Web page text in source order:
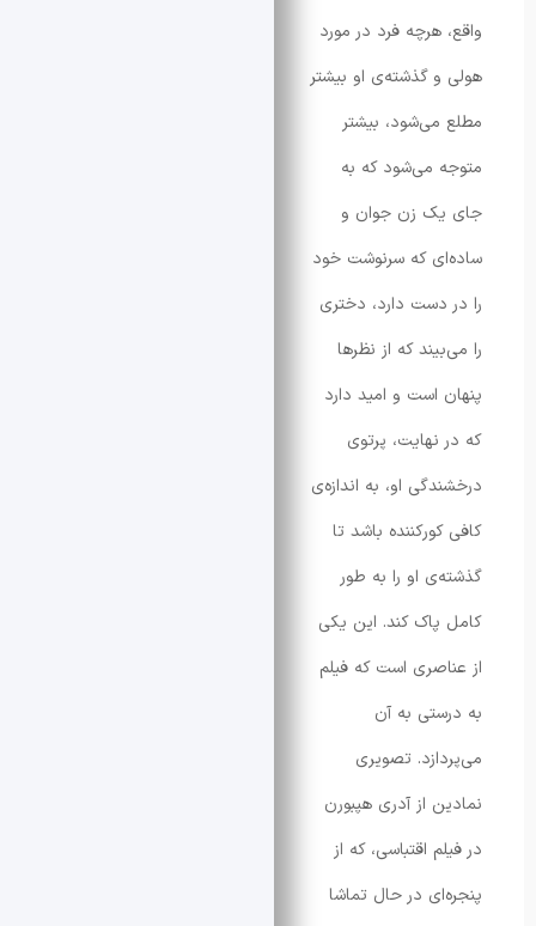
فرد در مورد
گذشته‌ی او بیشتر
بیشتر
می‌شود که به
زن جوان و
که سرنوشت خود
دارد، دختری
که از نظرها
و امید دارد
پرتوی
او، به اندازه‌ی
باشد تا
او را به طور
کند. این یکی
است که فیلم
به آن
تصویری
از آدری هپبورن
اقتباسی، که از
در حال تماشا